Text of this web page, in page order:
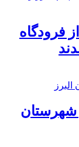
فرودگاه
شهرستان